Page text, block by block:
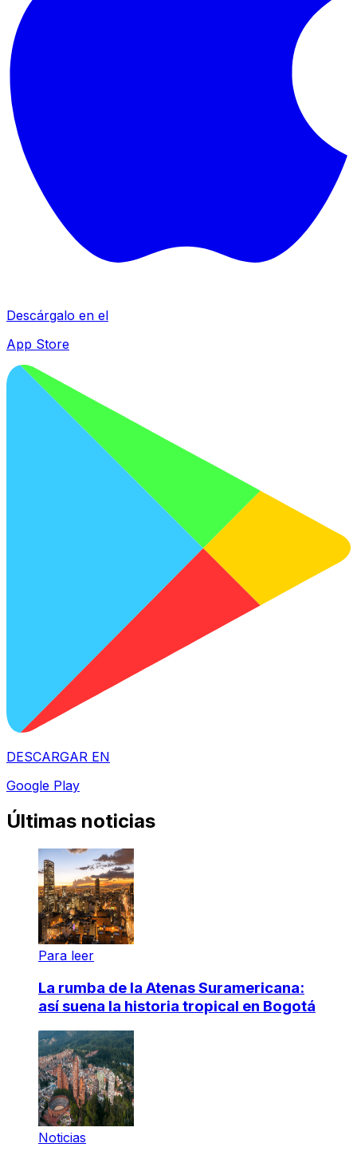
Descárgalo en el
App Store
DESCARGAR EN
Google Play
Últimas noticias
Para leer
La rumba de la Atenas Suramericana:
así suena la historia tropical en Bogotá
Noticias